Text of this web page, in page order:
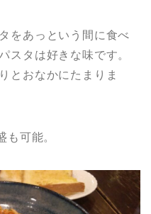
をあっという間に食べ
スタは好きな味です。
とおなかにたまりま
も可能。